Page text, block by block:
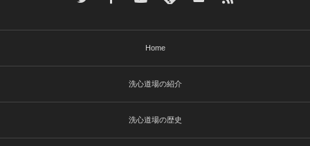
Home
洗心道場の紹介
洗心道場の歴史